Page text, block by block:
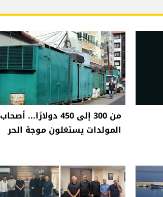
من 300 إلى 450 دولارًا... أصحاب
المولدات يستغلون موجة الحر